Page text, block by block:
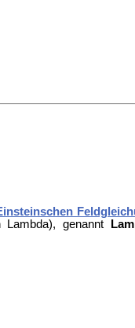
Lambda), genannt